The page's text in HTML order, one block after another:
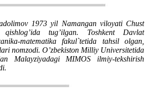
1973 yil Namangan viloyati Chust
tug’ilgan. Toshkent Davlat
matematika fakul`tetida tahsil olgan,
nomzodi. O’zbekiston Milliy Universitetida
Malayziyadagi MIMOS ilmiy-tekshirish